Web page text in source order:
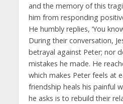
and the memory of this
him from responding
He humbly replies, ‘You
During their conversation,
betrayal against Peter; nor
mistakes he made. He
which makes Peter feels at
friendship heals his painful
he asks is to rebuild their